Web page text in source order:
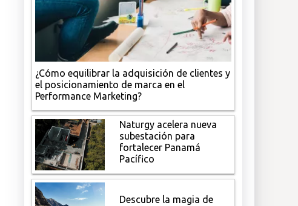
¿Cómo equilibrar la adquisición de clientes y
el posicionamiento de marca en el
Performance Marketing?
Naturgy acelera nueva
subestación para
fortalecer Panamá
Pacífico
Descubre la magia de